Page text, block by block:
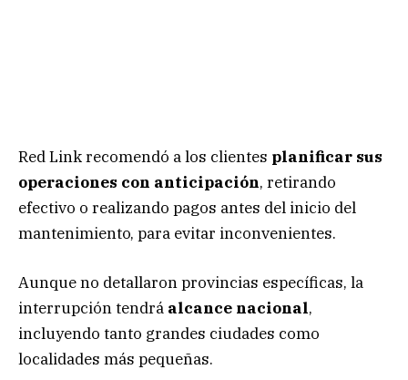
Red Link recomendó a los clientes planificar sus
operaciones con anticipación, retirando
efectivo o realizando pagos antes del inicio del
mantenimiento, para evitar inconvenientes.
Aunque no detallaron provincias específicas, la
interrupción tendrá alcance nacional,
incluyendo tanto grandes ciudades como
localidades más pequeñas.